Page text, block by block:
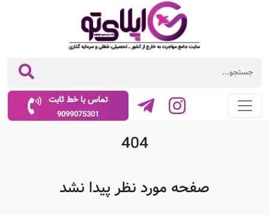
تماس با خط ثابت
9099075301
404
صفحه مورد نظر پیدا نشد